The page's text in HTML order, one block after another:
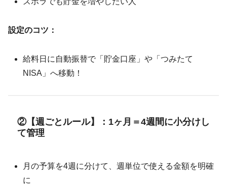
設定のコツ：
給料日に自動振替で「貯金口座」や「つみたて
NISA」へ移動！
②【週ごとルール】：1ヶ月＝4週間に小分けし
て管理
月の予算を4週に分けて、週単位で使える金額を明確
に